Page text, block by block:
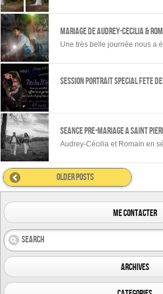
MARIAGE DE AUDREY-CECILIA &
SESSION PORTRAIT SPECIAL FETE
SEANCE PRE-MARIAGE A SAINT
older posts
me contacter
Archives